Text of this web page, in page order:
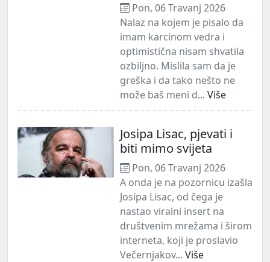
Pon, 06 Travanj 2026
Nalaz na kojem je pisalo da
imam karcinom vedra i
optimistična nisam shvatila
ozbiljno. Mislila sam da je
greška i da tako nešto ne
može baš meni d... Više
Josipa Lisac, pjevati i
biti mimo svijeta
Pon, 06 Travanj 2026
A onda je na pozornicu izašla
Josipa Lisac, od čega je
nastao viralni insert na
društvenim mrežama i širom
interneta, koji je proslavio
Večernjakov... Više